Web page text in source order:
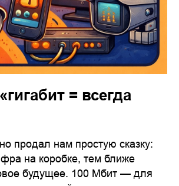
= всегда
продал нам простую сказку:
на коробке, тем ближе
будущее. 100 Мбит — для